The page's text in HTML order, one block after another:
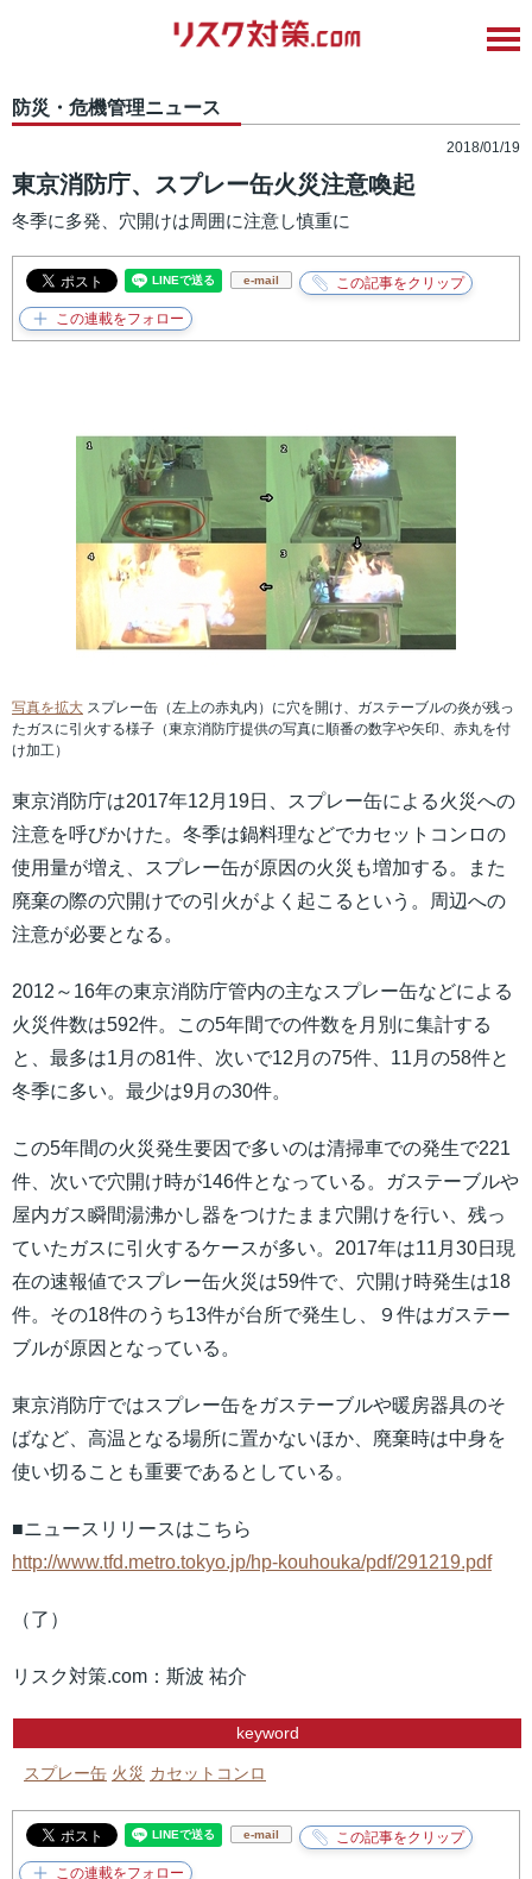
防災・危機管理ニュース
2018/01/19
東京消防庁、スプレー缶火災注意喚起
冬季に多発、穴開けは周囲に注意し慎重に
e-mail
写真を拡大 スプレー缶（左上の赤丸内）に穴を開け、ガステーブルの炎が残っ
たガスに引火する様子（東京消防庁提供の写真に順番の数字や矢印、赤丸を付
け加工）
東京消防庁は2017年12月19日、スプレー缶による火災への
注意を呼びかけた。冬季は鍋料理などでカセットコンロの
使用量が増え、スプレー缶が原因の火災も増加する。また
廃棄の際の穴開けでの引火がよく起こるという。周辺への
注意が必要となる。
2012～16年の東京消防庁管内の主なスプレー缶などによる
火災件数は592件。この5年間での件数を月別に集計する
と、最多は1月の81件、次いで12月の75件、11月の58件と
冬季に多い。最少は9月の30件。
この5年間の火災発生要因で多いのは清掃車での発生で221
件、次いで穴開け時が146件となっている。ガステーブルや
屋内ガス瞬間湯沸かし器をつけたまま穴開けを行い、残っ
ていたガスに引火するケースが多い。2017年は11月30日現
在の速報値でスプレー缶火災は59件で、穴開け時発生は18
件。その18件のうち13件が台所で発生し、９件はガステー
ブルが原因となっている。
東京消防庁ではスプレー缶をガステーブルや暖房器具のそ
ばなど、高温となる場所に置かないほか、廃棄時は中身を
使い切ることも重要であるとしている。
■ニュースリリースはこちら
http://www.tfd.metro.tokyo.jp/hp-kouhouka/pdf/291219.pdf
（了）
リスク対策.com：斯波 祐介
keyword
スプレー缶 火災 カセットコンロ
e-mail